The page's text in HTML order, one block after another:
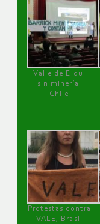
Valle de Elqui
sin minería.
Chile
Protestas contra
VALE, Brasil